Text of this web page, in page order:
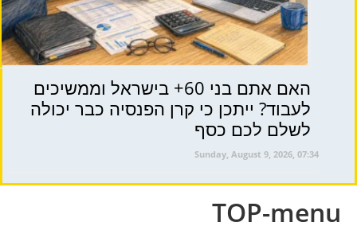
האם אתם בני 60+ בישראל וממשיכים
לעבוד? ייתכן כי קרן הפנסיה כבר יכולה
לשלם לכם כסף
Sunday, August 9, 2026, 07:34
TOP-menu